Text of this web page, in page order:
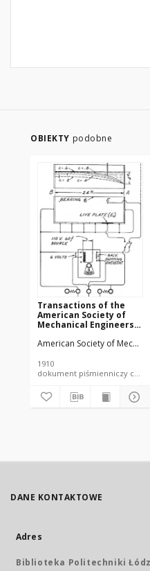
OBIEKTY podobne
Transactions of the
American Society of
Mechanical Engineers
American Society of
1910
dokument
DANE KONTAKTOWE
Adres
Biblioteka Politechniki